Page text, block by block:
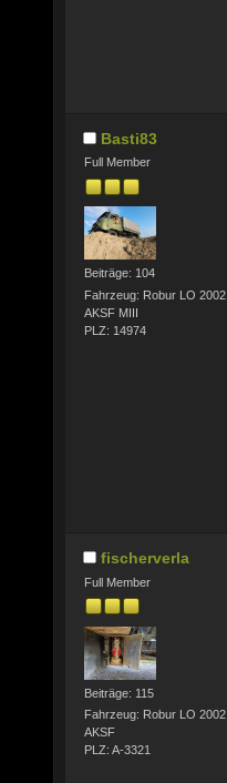
Basti83
Full Member
Beiträge: 104
Fahrzeug: Robur LO 2002
AKSF MIII
PLZ: 14974
fischerverla
Full Member
Beiträge: 115
Fahrzeug: Robur LO 2002
AKSF
PLZ: A-3321